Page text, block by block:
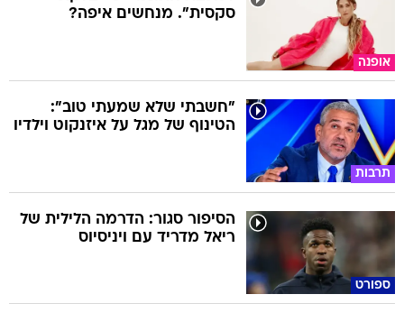
אופנה
סקסית". מנחשים איפה?
תרבות
"חשבתי שלא שמעתי טוב":
הטינוף של מגל על איזנקוט וילדיו
ספורט
הסיפור סגור: הדרמה הלילית של
ריאל מדריד עם ויניסיוס